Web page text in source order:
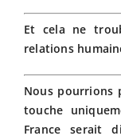
Et cela ne
relations
Nous pourrions
touche
France serait